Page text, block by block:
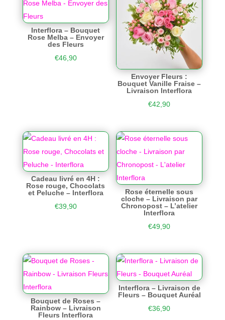
Interflora – Bouquet
Rose Melba – Envoyer
des Fleurs
€46,90
Envoyer Fleurs :
Bouquet Vanille Fraise –
Livraison Interflora
€42,90
Cadeau livré en 4H :
Rose rouge, Chocolats
et Peluche – Interflora
€39,90
Rose éternelle sous
cloche – Livraison par
Chronopost – L’atelier
Interflora
€49,90
Bouquet de Roses –
Rainbow – Livraison
Fleurs Interflora
Interflora – Livraison de
Fleurs – Bouquet Auréal
€36,90